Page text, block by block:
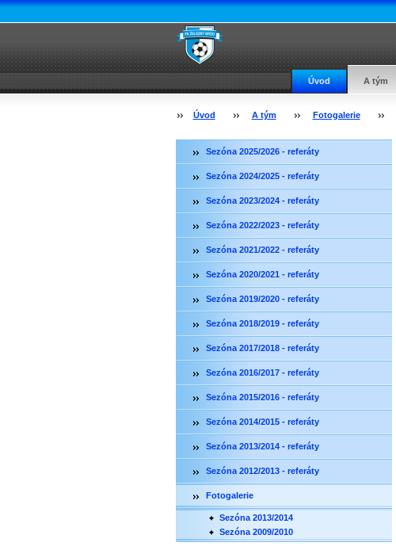
Úvod A tým
Úvod A tým Fotogalerie
Sezóna 2025/2026 - referáty
Sezóna 2024/2025 - referáty
Sezóna 2023/2024 - referáty
Sezóna 2022/2023 - referáty
Sezóna 2021/2022 - referáty
Sezóna 2020/2021 - referáty
Sezóna 2019/2020 - referáty
Sezóna 2018/2019 - referáty
Sezóna 2017/2018 - referáty
Sezóna 2016/2017 - referáty
Sezóna 2015/2016 - referáty
Sezóna 2014/2015 - referáty
Sezóna 2013/2014 - referáty
Sezóna 2012/2013 - referáty
Fotogalerie
Sezóna 2013/2014
Sezóna 2009/2010